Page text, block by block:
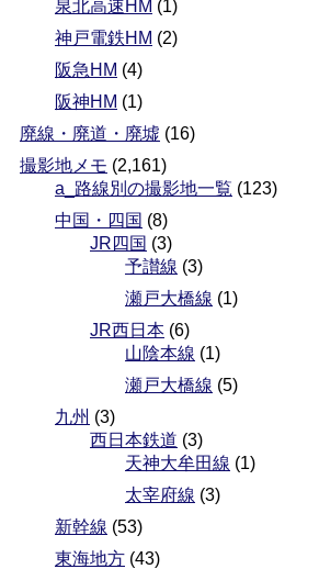
泉北高速HM (1)
神戸電鉄HM (2)
阪急HM (4)
阪神HM (1)
廃線・廃道・廃墟 (16)
撮影地メモ (2,161)
a_路線別の撮影地一覧 (123)
中国・四国 (8)
JR四国 (3)
予讃線 (3)
瀬戸大橋線 (1)
JR西日本 (6)
山陰本線 (1)
瀬戸大橋線 (5)
九州 (3)
西日本鉄道 (3)
天神大牟田線 (1)
太宰府線 (3)
新幹線 (53)
東海地方 (43)